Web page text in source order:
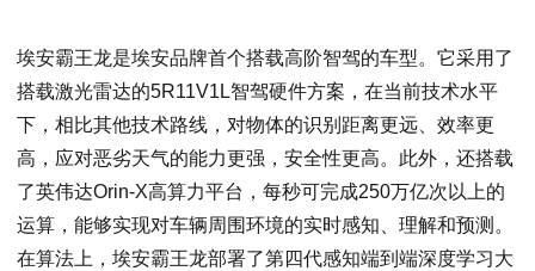
埃安霸王龙是埃安品牌首个搭载高阶智驾的车型。它采用了
搭载激光雷达的5R11V1L智驾硬件方案，在当前技术水平
下，相比其他技术路线，对物体的识别距离更远、效率更
高，应对恶劣天气的能力更强，安全性更高。此外，还搭载
了英伟达Orin-X高算力平台，每秒可完成250万亿次以上的
运算，能够实现对车辆周围环境的实时感知、理解和预测。
在算法上，埃安霸王龙部署了第四代感知端到端深度学习大